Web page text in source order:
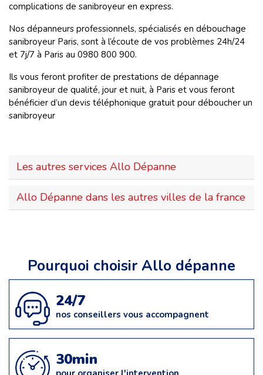
complications de sanibroyeur en express.
Nos dépanneurs professionnels, spécialisés en débouchage
sanibroyeur Paris, sont à l’écoute de vos problèmes 24h/24
et 7j/7 à Paris au 0980 800 900.
Ils vous feront profiter de prestations de dépannage
sanibroyeur de qualité, jour et nuit, à Paris et vous feront
bénéficier d’un devis téléphonique gratuit pour déboucher un
sanibroyeur
Les autres services Allo Dépanne
Allo Dépanne dans les autres villes de la france
Pourquoi choisir Allo dépanne
24/7
nos conseillers vous accompagnent
30min